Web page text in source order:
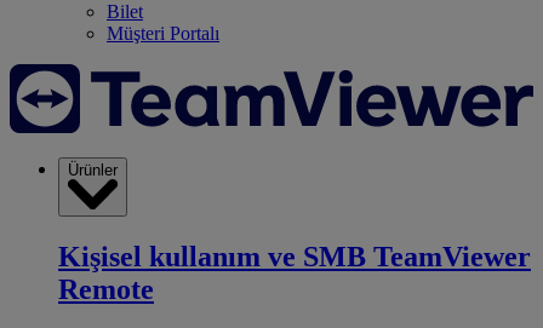
Bilet
Müşteri Portalı
Ürünler
Kişisel kullanım ve SMB TeamViewer
Remote